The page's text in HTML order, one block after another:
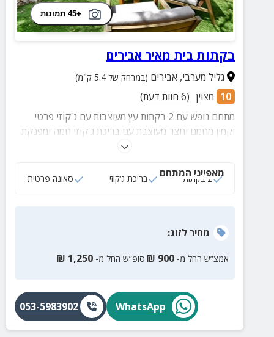
+45 תמונות
בקתות בית מאיר אבירים
גליל מערבי, אבירים (במרחק של 5.4 ק"מ)
10 מצוין (
6 חוות דעת)
מתחם נופש עם 2 בקתות עץ מעוצבות עם ג'קוזי פרטי
וקמין מחמם וחצר מעוצבת עם בריכת ג'קוזי חמה ומפנקת
מאפייני המתחם
2 בקתות בריכת ג‘קוזי סאונה פרטית
מחירלזוג:
אמצ”ש החל מ- 900
₪ סופ”ש החל מ- 1,250
₪
WhatsApp
053-5983902